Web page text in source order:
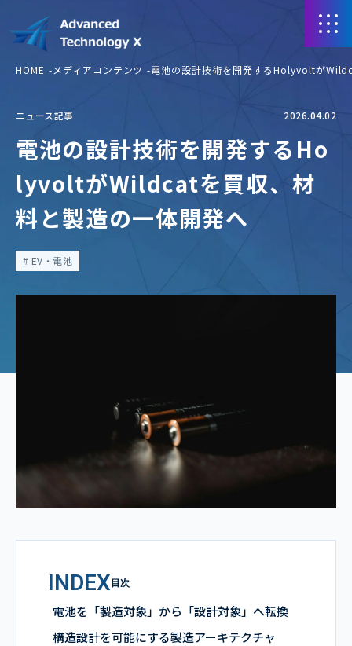
HOME メディアコンテンツ 電池の設計技術を開発するHolyvoltが
ニュース記事 2026.04.02
電池の設計技術を開発するHo
lyvoltがWildcatを買収、材
料と製造の一体開発へ
EV・電池
INDEX目次
電池を「製造対象」から「設計対象」へ転換
構造設計を可能にする製造アーキテクチャ